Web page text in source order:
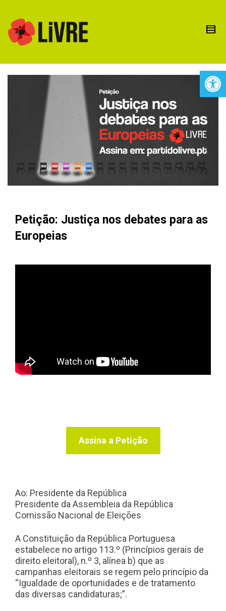
Petição: Justiça nos debates para as
Europeias
Assina a Petição
Ao: Presidente da República
Presidente da Assembleia da República
Comissão Nacional de Eleições
A Constituição da República Portuguesa
estabelece no artigo 113.º (Princípios gerais de
direito eleitoral), n.º 3, alínea b) que as
campanhas eleitorais se regem pelo princípio da
“Igualdade de oportunidades e de tratamento
das diversas candidaturas;”.